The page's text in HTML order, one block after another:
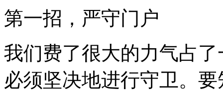
第一招，严守门户
我们费了很大的力气占
必须坚决地进行守卫。